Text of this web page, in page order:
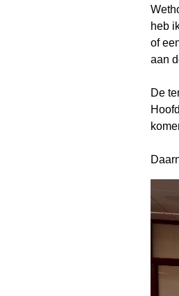
heb
of
aan
De